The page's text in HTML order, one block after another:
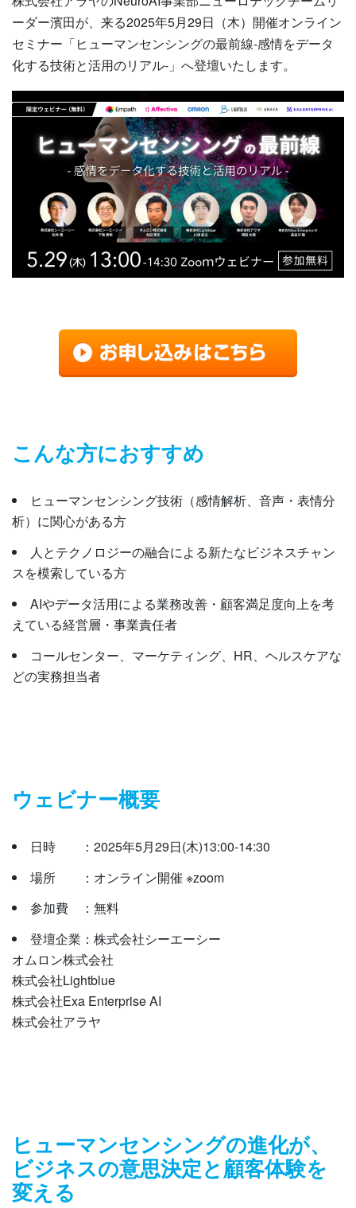
ーダー濱田が、来る2025年5月29日（木）開催オンライン
セミナー「ヒューマンセンシングの最前線-感情をデータ
化する技術と活用のリアル-」へ登壇いたします。
こんな方におすすめ
ヒューマンセンシング技術（感情解析、音声・表情分
析）に関心がある方
人とテクノロジーの融合による新たなビジネスチャン
スを模索している方
AIやデータ活用による業務改善・顧客満足度向上を考
えている経営層・事業責任者
コールセンター、マーケティング、HR、ヘルスケアな
どの実務担当者
ウェビナー概要
日時 ：2025年5月29日(木)13:00-14:30
場所 ：オンライン開催 ※zoom
参加費 ：無料
登壇企業：株式会社シーエーシー
オムロン株式会社
株式会社Lightblue
株式会社Exa Enterprise AI
株式会社アラヤ
ヒューマンセンシングの進化が、
ビジネスの意思決定と顧客体験を
変える